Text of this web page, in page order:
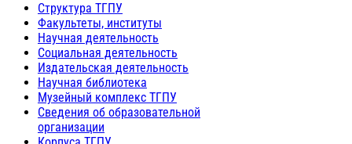
Структура ТГПУ
Факультеты, институты
Научная деятельность
Социальная деятельность
Издательская деятельность
Научная библиотека
Музейный комплекс ТГПУ
Сведения об образовательной
организации